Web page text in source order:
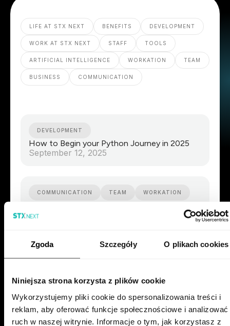
Zgoda Szczegóły O plikach cookies
Niniejsza strona korzysta z plików cookie
Wykorzystujemy pliki cookie do spersonalizowania treści i
reklam, aby oferować funkcje społecznościowe i analizować
ruch w naszej witrynie. Informacje o tym, jak korzystasz z
LIFE AT STX NEXT BENEFITS DEVELOPMENT
WORK AT STX NEXT STAFF TOOLS
ARTIFICIAL INTELLIGENCE WORKATION TEAM
BUSINESS COMMUNICATION
DEVELOPMENT
How to Begin your Python Journey in 2025
September 12, 2025
COMMUNICATION TEAM WORKATION
September 12, 2025
September 12, 2025